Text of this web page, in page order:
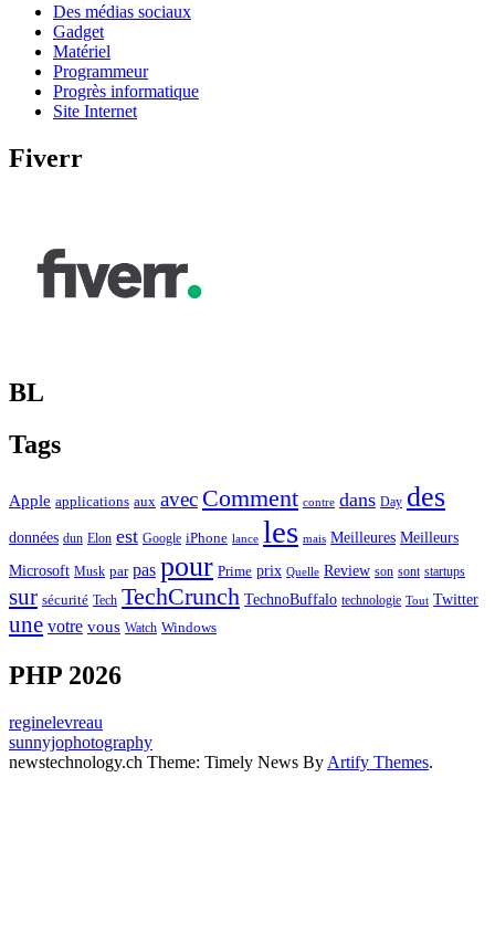
Des médias sociaux
Gadget
Matériel
Programmeur
Progrès informatique
Site Internet
Fiverr
BL
Tags
Apple applications aux avec Comment contre dans Day des
données dun Elon est Google iPhone lance les mais Meilleures Meilleurs
Microsoft Musk par pas pour Prime prix Quelle Review son sont startups
sur sécurité Tech TechCrunch TechnoBuffalo technologie Tout Twitter
une votre vous Watch Windows
PHP 2026
reginelevreau
sunnyjophotography
newstechnology.ch Theme: Timely News By Artify Themes.